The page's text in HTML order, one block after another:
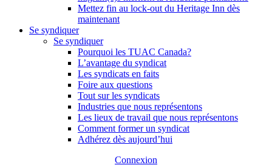
Mettez fin au lock-out du Heritage Inn dès
maintenant
Se syndiquer
Se syndiquer
Pourquoi les TUAC Canada?
L’avantage du syndicat
Les syndicats en faits
Foire aux questions
Tout sur les syndicats
Industries que nous représentons
Les lieux de travail que nous représentons
Comment former un syndicat
Adhérez dès aujourd’hui
Connexion